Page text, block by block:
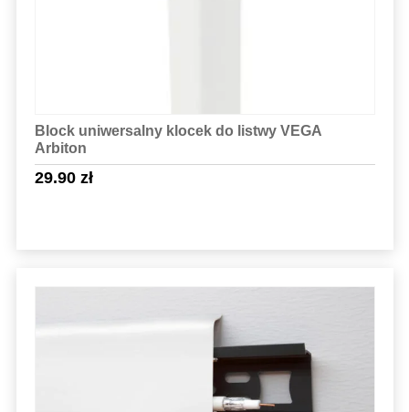
Block uniwersalny klocek do listwy VEGA
Arbiton
29.90 zł
Sprawdź szczegóły